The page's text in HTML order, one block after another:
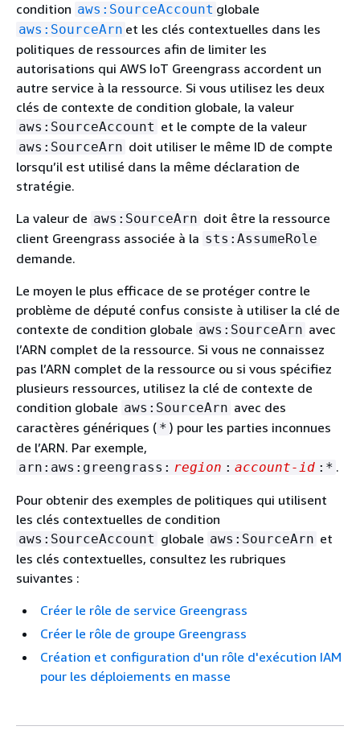
condition aws:SourceAccount globale
aws:SourceArn et les clés contextuelles dans les
politiques de ressources afin de limiter les
autorisations qui AWS IoT Greengrass accordent un
autre service à la ressource. Si vous utilisez les deux
clés de contexte de condition globale, la valeur
aws:SourceAccount et le compte de la valeur
aws:SourceArn doit utiliser le même ID de compte
lorsqu’il est utilisé dans la même déclaration de
stratégie.
La valeur de aws:SourceArn doit être la ressource
client Greengrass associée à la sts:AssumeRole
demande.
Le moyen le plus efficace de se protéger contre le
problème de député confus consiste à utiliser la clé de
contexte de condition globale aws:SourceArn avec
l’ARN complet de la ressource. Si vous ne connaissez
pas l’ARN complet de la ressource ou si vous spécifiez
plusieurs ressources, utilisez la clé de contexte de
condition globale aws:SourceArn avec des
caractères génériques ( * ) pour les parties inconnues
de l’ARN. Par exemple,
arn:aws:greengrass: region : account-id :* .
Pour obtenir des exemples de politiques qui utilisent
les clés contextuelles de condition
aws:SourceAccount globale aws:SourceArn et
les clés contextuelles, consultez les rubriques
suivantes :
Créer le rôle de service Greengrass
Créer le rôle de groupe Greengrass
Création et configuration d'un rôle d'exécution IAM
pour les déploiements en masse